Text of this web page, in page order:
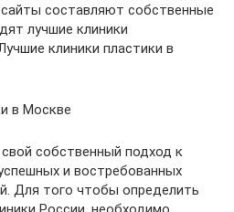
составляют собственные
лучшие клиники
клиники пластики в
в Москве
собственный подход к
и востребованных
Для того чтобы определить